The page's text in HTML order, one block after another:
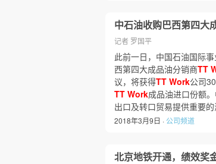
中石油收购巴西第四大
记者 罗国平
此前一日，中国石油国际
西第四大成品油分销商TT
议，将获得TT Work公司
TT Work成品油进口份额
出口及转口贸易提供重要
2018年3月9日 · 公司频道
北京地铁开通，绩效